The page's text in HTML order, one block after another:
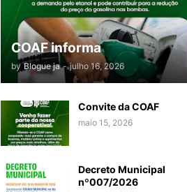
COAF informa
by Blogue ja - julho 16, 2026
Convite da COAF
maio 15, 2026
Decreto Municipal
nº007/2026